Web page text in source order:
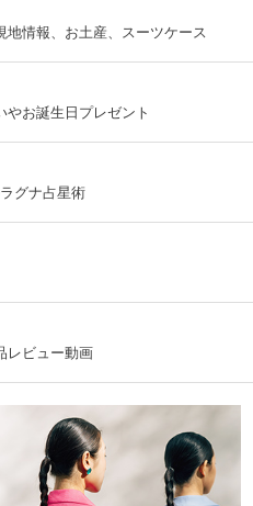
地情報、お土産、スーツケース
やお誕生日プレゼント
ラグナ占星術
レビュー動画